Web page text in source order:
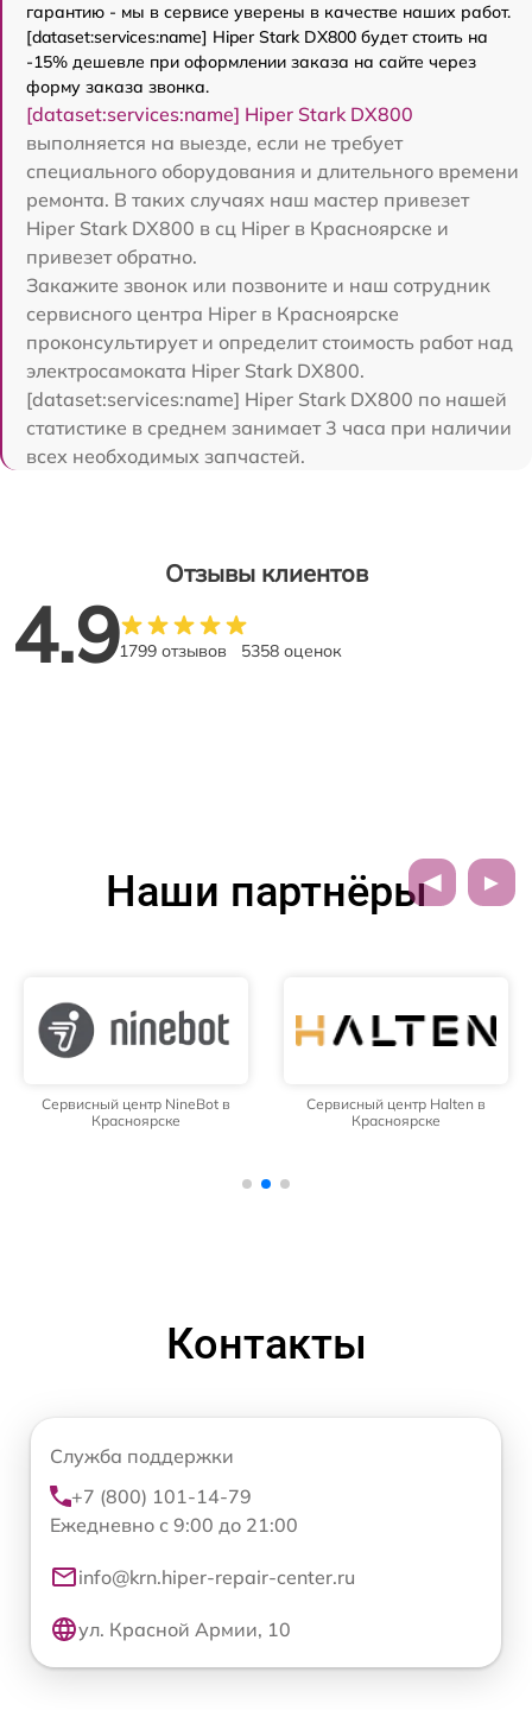
гарантию - мы в сервисе уверены в качестве наших работ.
[dataset:services:name] Hiper Stark DX800 будет стоить на
-15% дешевле при оформлении заказа на сайте через
форму заказа звонка.
[dataset:services:name] Hiper Stark DX800
выполняется на выезде, если не требует
специального оборудования и длительного времени
ремонта. В таких случаях наш мастер привезет
Hiper Stark DX800 в сц Hiper в Красноярске и
привезет обратно.
Закажите звонок или позвоните и наш сотрудник
сервисного центра Hiper в Красноярске
проконсультирует и определит стоимость работ над
электросамоката Hiper Stark DX800.
[dataset:services:name] Hiper Stark DX800 по нашей
статистике в среднем занимает 3 часа при наличии
всех необходимых запчастей.
Отзывы клиентов
4.91799 отзывов 5358 оценок
Наши партнёры
Сервисный центр NineBot в
Красноярске
Сервисный центр Halten в
Красноярске
Контакты
Служба поддержки
+7 (800) 101-14-79
Ежедневно с 9:00 до 21:00
info@krn.hiper-repair-center.ru
ул. Красной Армии, 10